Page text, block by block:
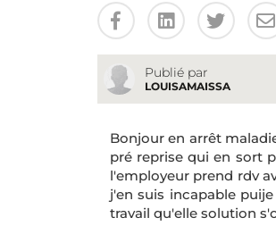
Publié par
LOUISAMAISSA
Bonjour en arrêt
pré reprise qui en sort
l'employeur prend rdv
j'en suis incapable
travail qu'elle solution